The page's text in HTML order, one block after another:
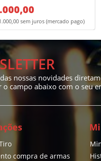
sem juros (mercado pago)
nossas novidades
o campo abaixo com o seu
compra de armas